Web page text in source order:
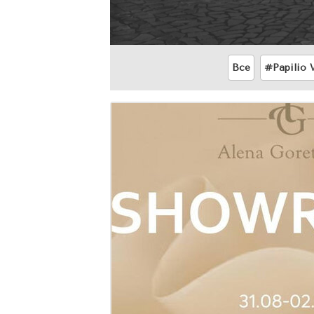
Все #Papilio